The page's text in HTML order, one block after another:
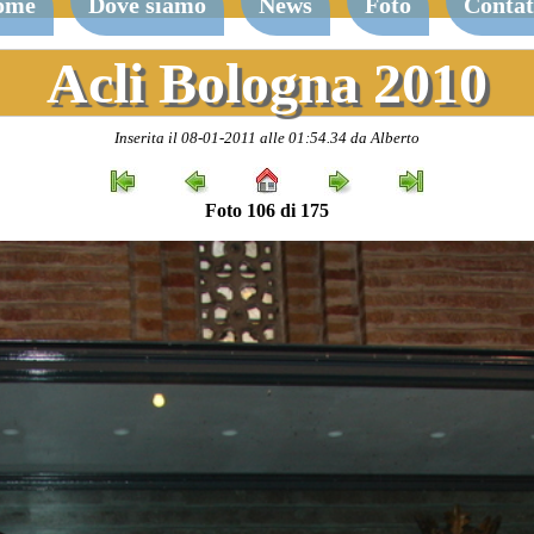
Acli Bologna 2010
Inserita il 08-01-2011 alle 01:54.34 da Alberto
Foto 106 di 175